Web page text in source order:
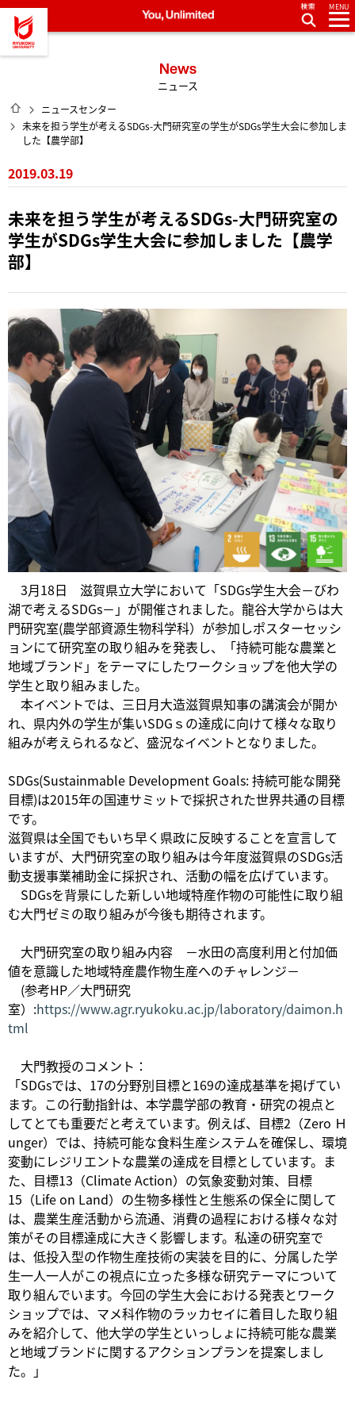
龍谷大学 You, Unlimited
MENU
News
ニュース
HOME
ニュースセンター
未来を担う学生が考えるSDGs-大門研究室の学生がSDGs学生大会に参加しま
した【農学部】
2019.03.19
未来を担う学生が考えるSDGs-大門研究室の
学生がSDGs学生大会に参加しました【農学
部】
3月18日 滋賀県立大学において「SDGs学生大会－びわ
湖で考えるSDGs－」が開催されました。龍谷大学からは大
門研究室(農学部資源生物科学科）が参加しポスターセッシ
ョンにて研究室の取り組みを発表し、「持続可能な農業と
地域ブランド」をテーマにしたワークショップを他大学の
学生と取り組みました。
本イベントでは、三日月大造滋賀県知事の講演会が開か
れ、県内外の学生が集いSDGｓの達成に向けて様々な取り
組みが考えられるなど、盛況なイベントとなりました。
SDGs(Sustainmable Development Goals: 持続可能な開発
目標)は2015年の国連サミットで採択された世界共通の目標
です。
滋賀県は全国でもいち早く県政に反映することを宣言して
いますが、大門研究室の取り組みは今年度滋賀県のSDGs活
動支援事業補助金に採択され、活動の幅を広げています。
SDGsを背景にした新しい地域特産作物の可能性に取り組
む大門ゼミの取り組みが今後も期待されます。
大門研究室の取り組み内容 －水田の高度利用と付加価
値を意識した地域特産農作物生産へのチャレンジ－
(参考HP／大門研究
室）:https://www.agr.ryukoku.ac.jp/laboratory/daimon.h
tml
大門教授のコメント：
「SDGsでは、17の分野別目標と169の達成基準を掲げてい
ます。この行動指針は、本学農学部の教育・研究の視点と
してとても重要だと考えています。例えば、目標2（Zero Ｈ
unger）では、持続可能な食料生産システムを確保し、環境
変動にレジリエントな農業の達成を目標としています。ま
た、目標13（Climate Action）の気象変動対策、目標
15（Life on Land）の生物多様性と生態系の保全に関して
は、農業生産活動から流通、消費の過程における様々な対
策がその目標達成に大きく影響します。私達の研究室で
は、低投入型の作物生産技術の実装を目的に、分属した学
生一人一人がこの視点に立った多様な研究テーマについて
取り組んでいます。今回の学生大会における発表とワーク
ショップでは、マメ科作物のラッカセイに着目した取り組
みを紹介して、他大学の学生といっしょに持続可能な農業
と地域ブランドに関するアクションプランを提案しまし
た。」